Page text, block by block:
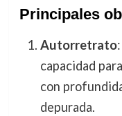
Principales
Autorretrato
capacidad
con
depurada.